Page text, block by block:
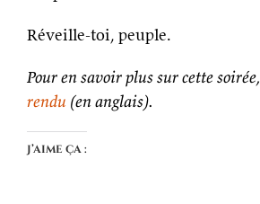
Réveille-toi, peuple.
Pour en savoir plus sur cette soirée,
rendu (en anglais).
J’aime ça :